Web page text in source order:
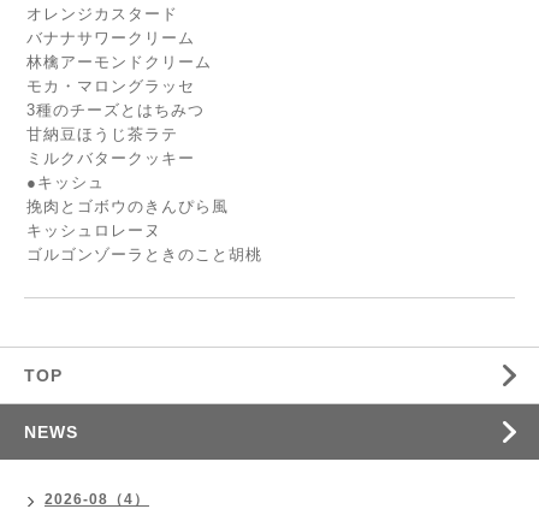
オレンジカスタード
バナナサワークリーム
林檎アーモンドクリーム
モカ・マロングラッセ
3種のチーズとはちみつ
甘納豆ほうじ茶ラテ
ミルクバタークッキー
●キッシュ
挽肉とゴボウのきんぴら風
キッシュロレーヌ
ゴルゴンゾーラときのこと胡桃
TOP
NEWS
2026-08（4）